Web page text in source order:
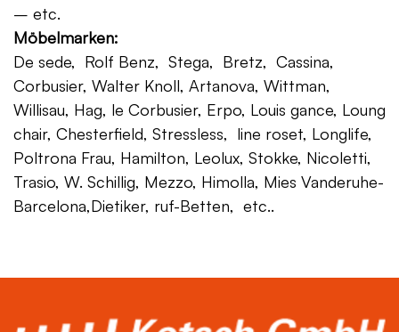
– etc.
Möbelmarken:
De sede, Rolf Benz, Stega, Bretz, Cassina,
Corbusier, Walter Knoll, Artanova, Wittman,
Willisau, Hag, le Corbusier, Erpo, Louis gance, Loung
chair, Chesterfield, Stressless, line roset, Longlife,
Poltrona Frau, Hamilton, Leolux, Stokke, Nicoletti,
Trasio, W. Schillig, Mezzo, Himolla, Mies Vanderuhe-
Barcelona,Dietiker, ruf-Betten, etc..